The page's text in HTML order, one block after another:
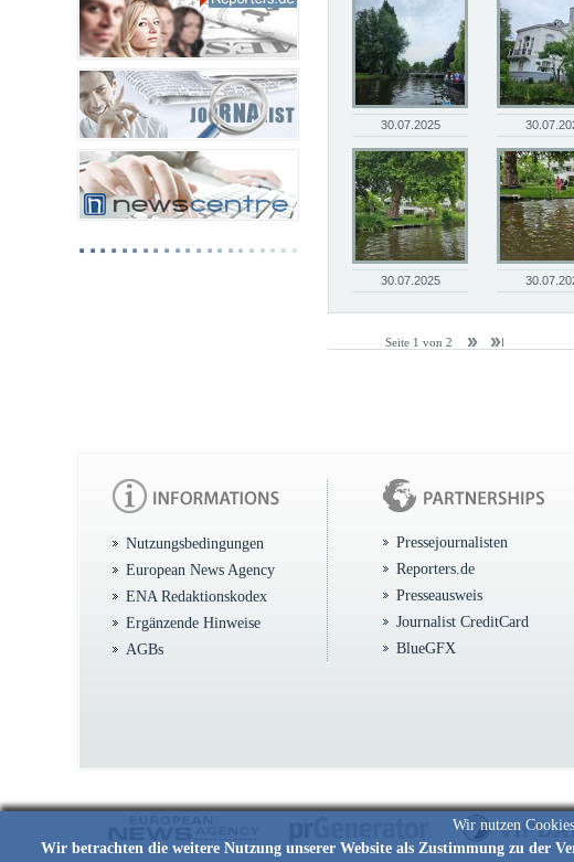
Wir nutzen
Wir betrachten die weitere Nutzung unserer Website als Zustimmung zu der
30.07.2025
30.07.2025
Seite 1 von 2
Nutzungsbedingungen
European News Agency
ENA Redaktionskodex
Ergänzende Hinweise
AGBs
Pressejournalisten
Reporters.de
Presseausweis
Journalist CreditCard
BlueGFX